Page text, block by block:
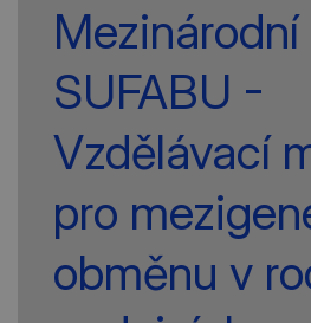
SUFABU -
Vzdělávací
pro
obměnu v